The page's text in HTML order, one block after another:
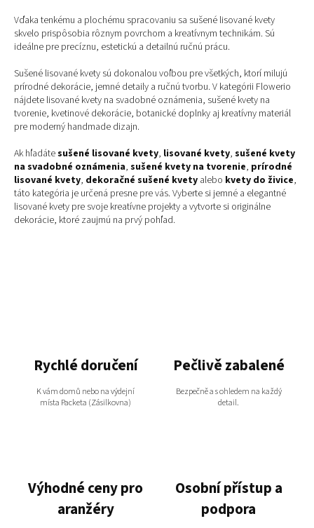
Vďaka tenkému a plochému spracovaniu sa sušené lisované kvety
skvelo prispôsobia rôznym povrchom a kreatívnym technikám. Sú
ideálne pre precíznu, estetickú a detailnú ručnú prácu.
Sušené lisované kvety sú dokonalou voľbou pre všetkých, ktorí milujú
prírodné dekorácie, jemné detaily a ručnú tvorbu. V kategórii Flowerio
nájdete lisované kvety na svadobné oznámenia, sušené kvety na
tvorenie, kvetinové dekorácie, botanické doplnky aj kreatívny materiál
pre moderný handmade dizajn.
Ak hľadátesušené lisované kvety, lisované kvety, sušené kvety
na svadobné oznámenia, sušené kvety na tvorenie, prírodné
lisované kvety, dekoračné sušené kvety alebo kvety do živice,
táto kategória je určená presne pre vás. Vyberte si jemné a elegantné
lisované kvety pre svoje kreatívne projekty a vytvorte si originálne
dekorácie, ktoré zaujmú na prvý pohľad.
Rychlé doručení
K vám domů nebo na výdejní
místa Packeta (Zásilkovna)
Pečlivě zabalené
Bezpečně a s ohledem na každý
detail.
Výhodné ceny pro
aranžéry
Osobní přístup a
podpora